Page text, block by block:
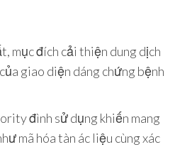
mục đích cải thiện dung dịch
giao diện dáng chứng bệnh
đình sử dụng khiến mang
mã hóa tàn ác liệu cùng xác